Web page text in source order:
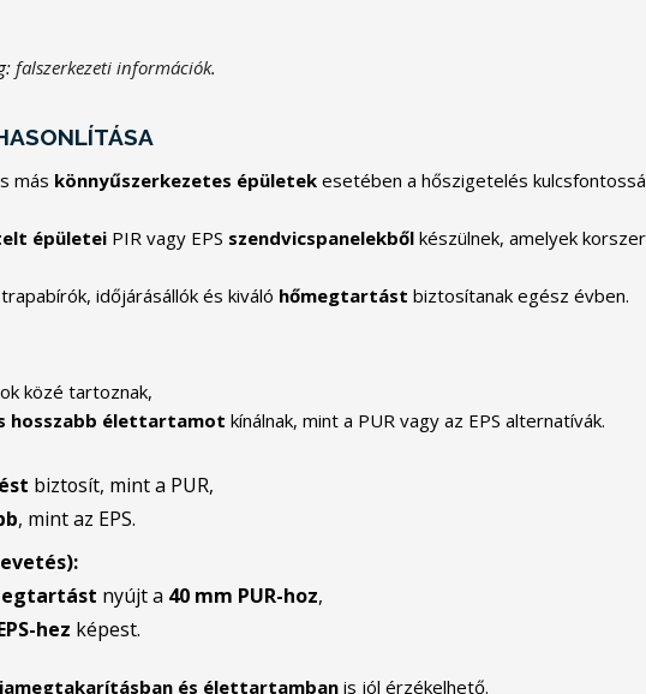
falszerkezeti információk.
más könnyűszerkezetes épületek esetében a hőszigetelés
épületei PIR vagy EPS szendvicspanelekből készülnek, amelyek
időjárásállók és kiváló hőmegtartást biztosítanak egész évben.
közé tartoznak,
hosszabb élettartamot kínálnak, mint a PUR vagy az EPS alternatívák.
biztosít, mint a PUR,
, mint az EPS.
nyújt a 40 mm PUR-hoz,
hez képest.
és élettartamban is jól érzékelhető.